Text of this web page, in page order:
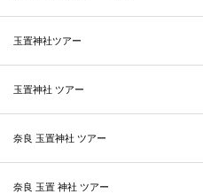
玉置神社ツアー
玉置神社 ツアー
奈良 玉置神社 ツアー
奈良 玉置 神社 ツアー